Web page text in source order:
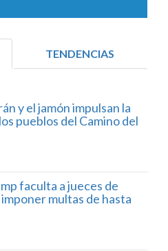
TENDENCIAS
y el jamón impulsan la
pueblos del Camino del
faculta a jueces de
multas de hasta